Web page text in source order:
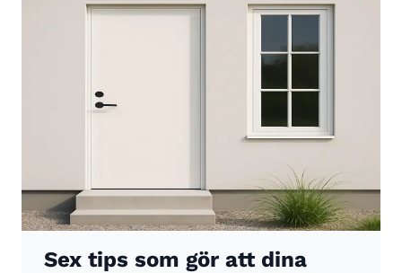
Sex tips som gör att dina